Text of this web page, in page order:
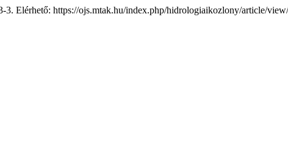
3. Elérhető: https://ojs.mtak.hu/index.php/hidrologiaikozlony/article/